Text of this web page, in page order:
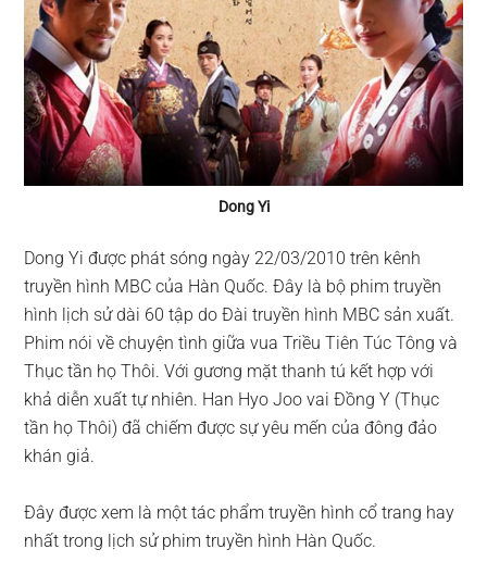
Dong Yi
Dong Yi được phát sóng ngày 22/03/2010 trên kênh
truyền hình MBC của Hàn Quốc. Đây là bộ phim truyền
hình lịch sử dài 60 tập do Đài truyền hình MBC sản xuất.
Phim nói về chuyện tình giữa vua Triều Tiên Túc Tông và
Thục tần họ Thôi. Với gương mặt thanh tú kết hợp với
khả diễn xuất tự nhiên. Han Hyo Joo vai Đồng Y (Thục
tần họ Thôi) đã chiếm được sự yêu mến của đông đảo
khán giả.
Đây được xem là một tác phẩm truyền hình cổ trang hay
nhất trong lịch sử phim truyền hình Hàn Quốc.